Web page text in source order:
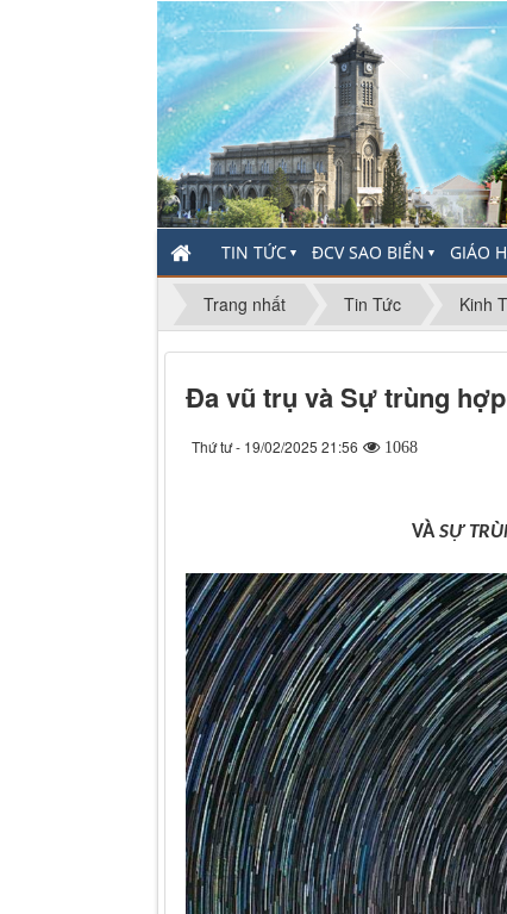
TIN TỨC ▼ ĐCV SAO BIỂN ▼ GIÁO
Trang nhất Tin Tức Kinh
Đa vũ trụ và Sự trùng
Thứ tư - 19/02/2025 21:56 1068
VÀSỰ